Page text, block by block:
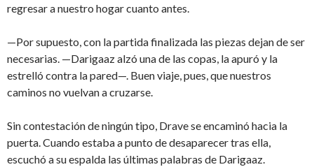
regresar a nuestro hogar cuanto antes.
—Por supuesto, con la partida finalizada las piezas dejan de ser
necesarias. —Darigaaz alzó una de las copas, la apuró y la
estrelló contra la pared—. Buen viaje, pues, que nuestros
caminos no vuelvan a cruzarse.
Sin contestación de ningún tipo, Drave se encaminó hacia la
puerta. Cuando estaba a punto de desaparecer tras ella,
escuchó a su espalda las últimas palabras de Darigaaz.